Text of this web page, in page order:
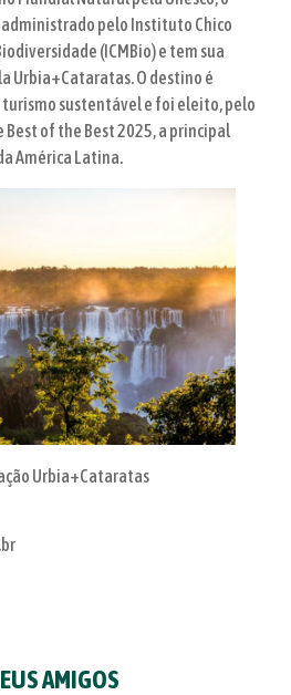
administrado pelo Instituto Chico
(ICMBio) e tem sua
Urbia+Cataratas. O destino é
sustentável e foi eleito, pelo
Best of the Best 2025, a principal
América Latina.
Urbia+Cataratas
AMIGOS